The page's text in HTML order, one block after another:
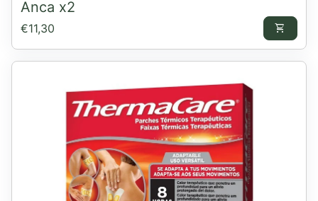
Anca x2
Preço normal
€11,30 shopping_cart